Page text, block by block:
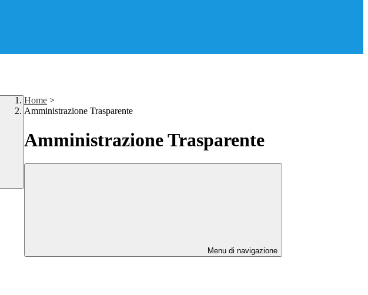
Home >
Amministrazione Trasparente
Amministrazione Trasparente
Menu di navigazione